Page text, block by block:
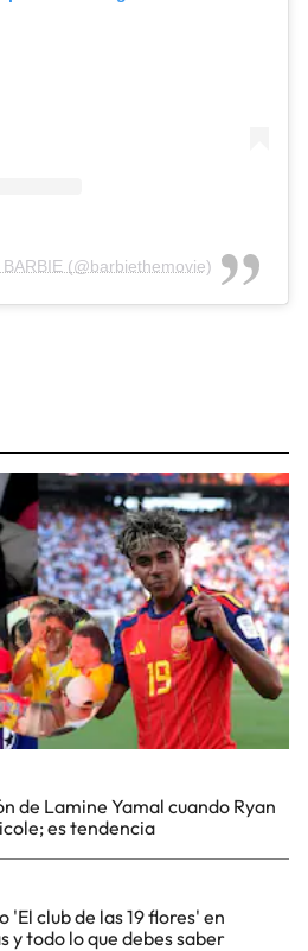
(@barbiethemovie)
de Lamine Yamal cuando Ryan
es tendencia
'El club de las 19 flores' en
y todo lo que debes saber